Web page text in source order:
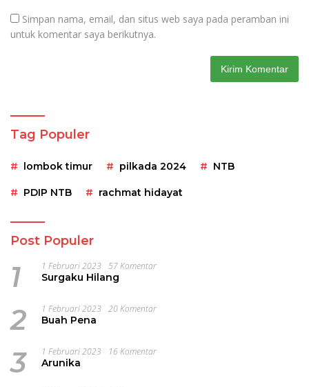
Simpan nama, email, dan situs web saya pada peramban ini
untuk komentar saya berikutnya.
Tag Populer
lombok timur pilkada 2024 NTB
PDIP NTB rachmat hidayat
Post Populer
1 1 Februari 2023 57 Komentar
Surgaku Hilang
2 1 Februari 2023 20 Komentar
Buah Pena
3 1 Februari 2023 16 Komentar
Arunika